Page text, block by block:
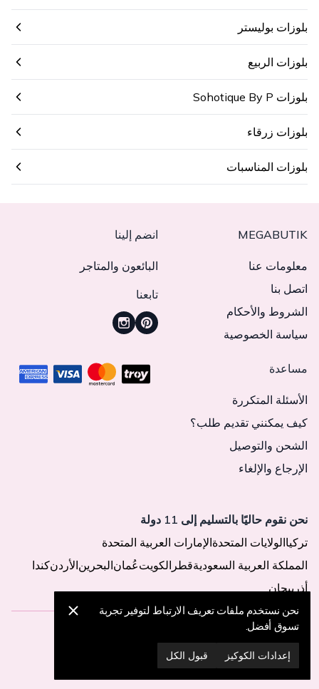
بلوزات بوليستر
بلوزات الربيع
بلوزات Sohotique By P
بلوزات زرقاء
بلوزات المناسبات
MEGABUTIK
معلومات عنا
اتصل بنا
الشروط والأحكام
سياسة الخصوصية
انضم إلينا
البائعون والمتاجر
تابعنا
مساعدة
الأسئلة المتكررة
كيف يمكنني تقديم طلب؟
الشحن والتوصيل
الإرجاع والإلغاء
نحن نقوم حاليًا بالتسليم إلى 11 دولة
تركياالولايات المتحدةالإمارات العربية المتحدة
المملكة العربية السعوديةقطر الكويتعُمانالبحرينالأردنكندا
أذربيجان
© 2025 MegaButik -
إعدادات الكوكيز
نحن نستخدم ملفات تعريف الارتباط لتوفير تجربة
تسوق أفضل.
إعدادات الكوكيز قبول الكل